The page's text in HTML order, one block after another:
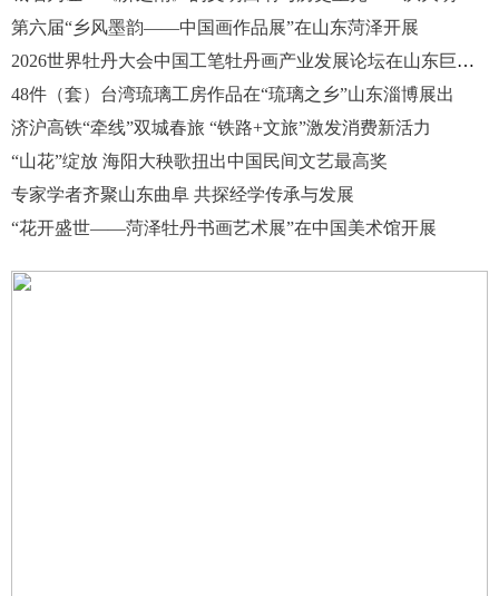
第六届“乡风墨韵——中国画作品展”在山东菏泽开展
2026世界牡丹大会中国工笔牡丹画产业发展论坛在山东巨野开幕
48件（套）台湾琉璃工房作品在“琉璃之乡”山东淄博展出
济沪高铁“牵线”双城春旅 “铁路+文旅”激发消费新活力
“山花”绽放 海阳大秧歌扭出中国民间文艺最高奖
专家学者齐聚山东曲阜 共探经学传承与发展
“花开盛世——菏泽牡丹书画艺术展”在中国美术馆开展